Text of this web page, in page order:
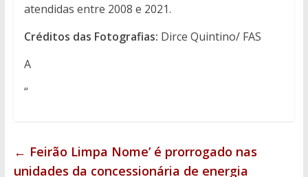
atendidas entre 2008 e 2021.
Créditos das Fotografias: Dirce Quintino/ FAS
A
“
← Feirão Limpa Nome’ é prorrogado nas
unidades da concessionária de energia